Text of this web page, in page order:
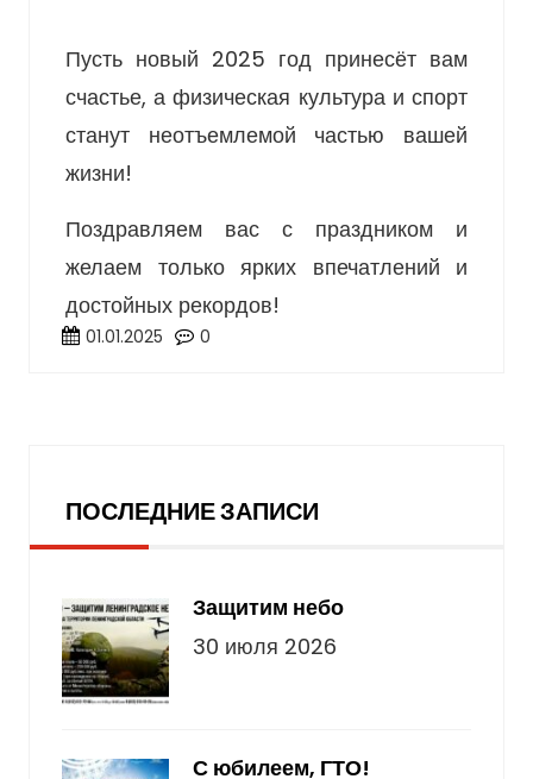
01.01.2025 0
Пусть новый 2025 год принесёт вам
счастье, а физическая культура и спорт
станут неотъемлемой частью вашей
жизни!
Поздравляем вас с праздником и
желаем только ярких впечатлений и
достойных рекордов!
ПОСЛЕДНИЕ ЗАПИСИ
Защитим небо
30 июля 2026
С юбилеем, ГТО!